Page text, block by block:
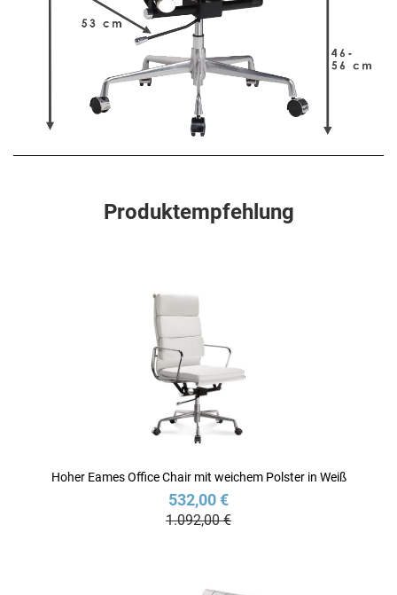
Produktempfehlung
Hoher Eames Office Chair mit weichem Polster in Weiß
532,00 €
1.092,00 €